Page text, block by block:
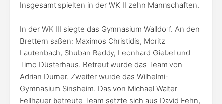
Insgesamt spielten in der WK II zehn Mannschaften.
In der WK III siegte das Gymnasium Walldorf. An den
Brettern saßen: Maximos Christidis, Moritz
Lautenbach, Shuban Reddy, Leonhard Giebel und
Timo Düsterhaus. Betreut wurde das Team von
Adrian Durner. Zweiter wurde das Wilhelmi-
Gymnasium Sinsheim. Das von Michael Walter
Fellhauer betreute Team setzte sich aus David Fehn,